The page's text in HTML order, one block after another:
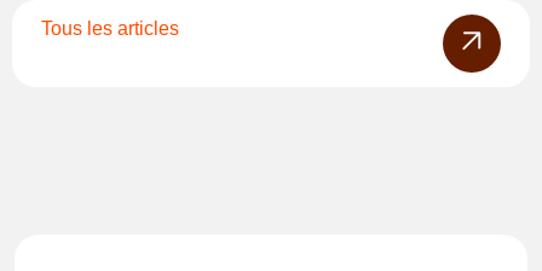
Tous les articles